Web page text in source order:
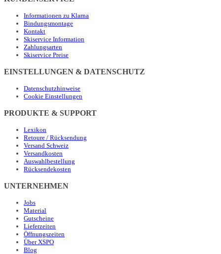
Informationen zu Klarna
Bindungsmontage
Kontakt
Skiservice Information
Zahlungsarten
Skiservice Preise
EINSTELLUNGEN & DATENSCHUTZ
Datenschutzhinweise
Cookie Einstellungen
PRODUKTE & SUPPORT
Lexikon
Retoure / Rücksendung
Versand Schweiz
Versandkosten
Auswahlbestellung
Rücksendekosten
UNTERNEHMEN
Jobs
Material
Gutscheine
Lieferzeiten
Öffnungszeiten
Über XSPO
Blog